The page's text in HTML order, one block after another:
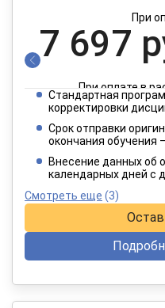
При
7 697
При оплате в
3 849
При оплате в
Стандартная
корректировки
Срок отправки
окончания обучения
Внесение данных об
календарных дней с
Смотреть еще (3)